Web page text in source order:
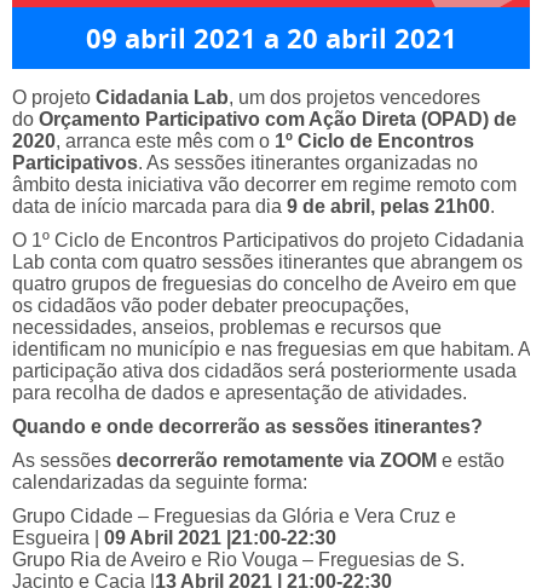
09 abril 2021 a 20 abril 2021
O projeto Cidadania Lab, um dos projetos vencedores
do Orçamento Participativo com Ação Direta (OPAD) de
2020, arranca este mês com o 1º Ciclo de Encontros
Participativos. As sessões itinerantes organizadas no
âmbito desta iniciativa vão decorrer em regime remoto com
data de início marcada para dia 9 de abril, pelas 21h00.
O 1º Ciclo de Encontros Participativos do projeto Cidadania
Lab conta com quatro sessões itinerantes que abrangem os
quatro grupos de freguesias do concelho de Aveiro em que
os cidadãos vão poder debater preocupações,
necessidades, anseios, problemas e recursos que
identificam no município e nas freguesias em que habitam. A
participação ativa dos cidadãos será posteriormente usada
para recolha de dados e apresentação de atividades.
Quando e onde decorrerão as sessões itinerantes?
As sessões decorrerão remotamente via ZOOM e estão
calendarizadas da seguinte forma:
Grupo Cidade – Freguesias da Glória e Vera Cruz e
Esgueira | 09 Abril 2021 |21:00-22:30
Grupo Ria de Aveiro e Rio Vouga – Freguesias de S.
Jacinto e Cacia | 13 Abril 2021 | 21:00-22:30